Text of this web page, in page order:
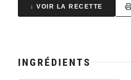
↓ VOIR LA RECETTE
INGRÉDIENTS